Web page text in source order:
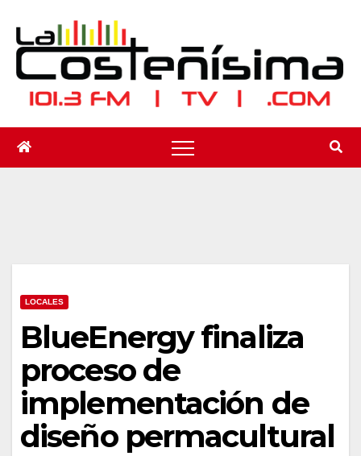
contenido
LOCALES
BlueEnergy finaliza
proceso de
implementación de
diseño permacultural